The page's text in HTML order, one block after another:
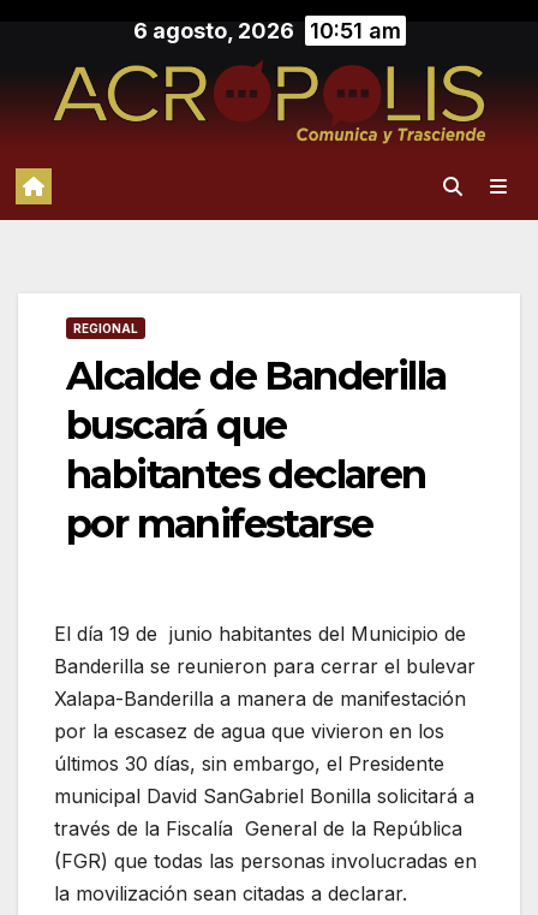
contenido
6 agosto, 2026 10:51 am
REGIONAL
Alcalde de Banderilla
buscará que
habitantes declaren
por manifestarse
El día 19 de junio habitantes del Municipio de
Banderilla se reunieron para cerrar el bulevar
Xalapa-Banderilla a manera de manifestación
por la escasez de agua que vivieron en los
últimos 30 días, sin embargo, el Presidente
municipal David SanGabriel Bonilla solicitará a
través de la Fiscalía General de la República
(FGR) que todas las personas involucradas en
la movilización sean citadas a declarar.